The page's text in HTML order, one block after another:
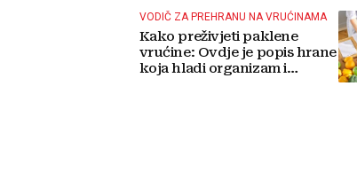
VODIČ ZA PREHRANU NA VRUĆINAMA
Kako preživjeti paklene
vrućine: Ovdje je popis hrane
koja hladi organizam i